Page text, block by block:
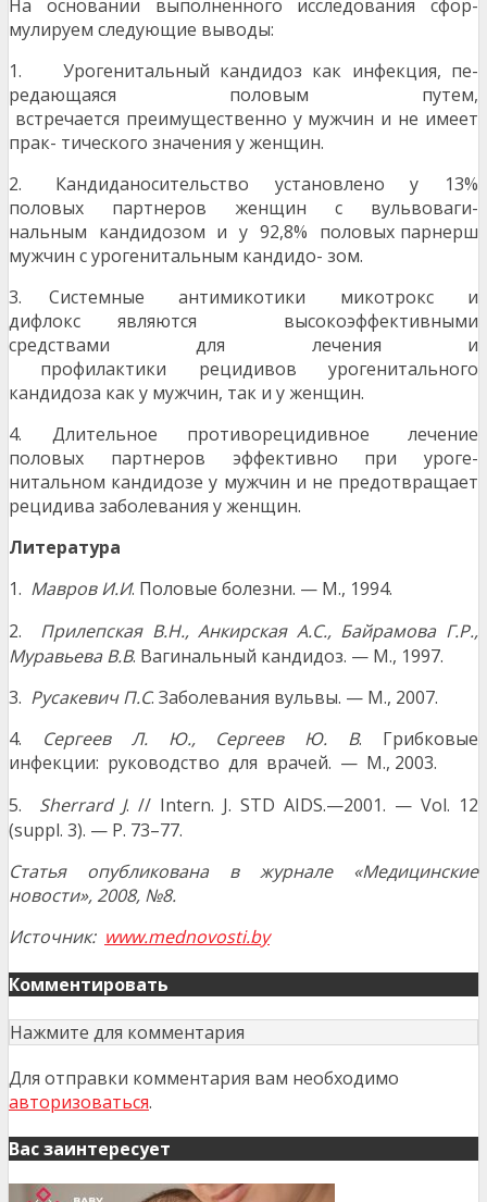
На основании выполненного исследования сфор-
мулируем следующие выводы:
1. Урогенитальный кандидоз как инфекция, пе-
редающаяся половым путем,
встречается преимущественно у мужчин и не имеет
прак- тического значения у женщин.
2. Кандиданосительство установлено у 13%
половых партнеров женщин с вульвоваги-
нальным кандидозом и у 92,8% половых парнерш
мужчин с урогенитальным кандидо- зом.
3. Системные антимикотики микотрокс и
дифлокс являются высокоэффективными
средствами для лечения и
профилактики рецидивов урогенитального
кандидоза как у мужчин, так и у женщин.
4. Длительное противорецидивное лечение
половых партнеров эффективно при уроге-
нитальном кандидозе у мужчин и не предотвращает
рецидива заболевания у женщин.
Литература
1. Мавров И.И. Половые болезни. — М., 1994.
2. Прилепская В.Н., Анкирская А.С., Байрамова Г.Р.,
Муравьева В.В. Вагинальный кандидоз. — М., 1997.
3. Русакевич П.С. Заболевания вульвы. — М., 2007.
4. Сергеев Л. Ю., Сергеев Ю. В. Грибковые
инфекции: руководство для врачей. — М., 2003.
5. Sherrard J. // Intern. J. STD AIDS.—2001. — Vol. 12
(suppl. 3). — P. 73–77.
Статья опубликована в журнале «Медицинские
новости», 2008, №8.
Источник: www.mednovosti.by
Комментировать
Нажмите для комментария
Для отправки комментария вам необходимо
авторизоваться.
Вас заинтересует